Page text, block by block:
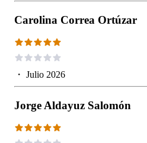
Carolina Correa Ortúzar
・ Julio 2026
Jorge Aldayuz Salomón